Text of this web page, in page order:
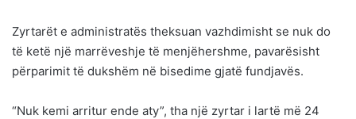
Zyrtarët e administratës theksuan vazhdimisht se nuk do
të ketë një marrëveshje të menjëhershme, pavarësisht
përparimit të dukshëm në bisedime gjatë fundjavës.
“Nuk kemi arritur ende aty”, tha një zyrtar i lartë më 24